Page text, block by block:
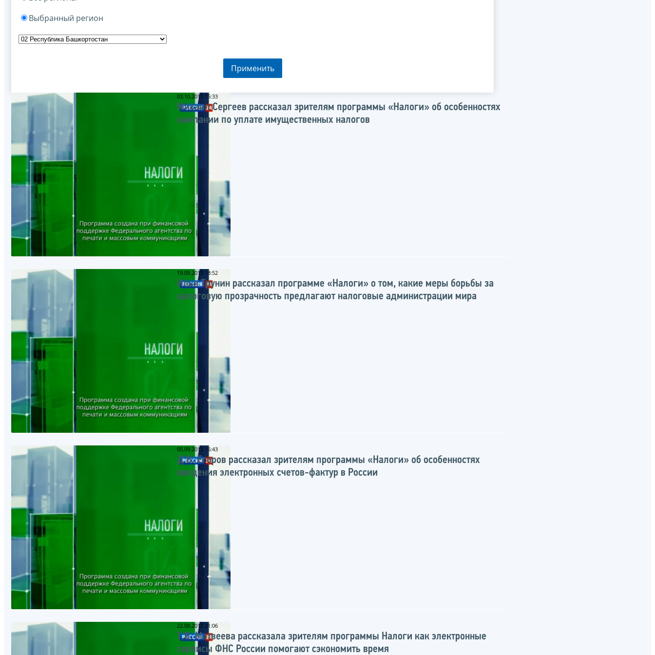
Выбранный регион
Применить
03.10.2013 15:33
Михаил Сергеев рассказал зрителям программы «Налоги» об особенностях
кампании по уплате имущественных налогов
19.09.2013 18:52
Илья Трунин рассказал программе «Налоги» о том, какие меры борьбы за
налоговую прозрачность предлагают налоговые администрации мира
05.09.2013 16:43
Д.В. Егоров рассказал зрителям программы «Налоги» об особенностях
введения электронных счетов-фактур в России
22.08.2013 21:06
Т.В. Матвеева рассказала зрителям программы Налоги как электронные
сервисы ФНС России помогают сэкономить время